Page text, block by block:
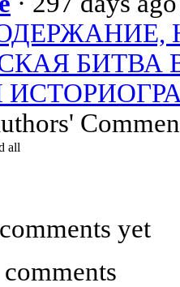
БИТВА
all
yet